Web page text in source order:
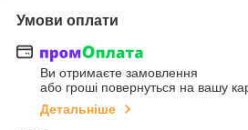
Умови оплати
Ви отримаєте замовлення
або гроші повернуться на вашу
Детальніше